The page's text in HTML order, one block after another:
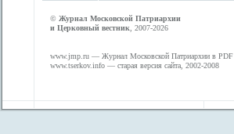
© Журнал Московской Патриархии
и Церковный вестник , 2007-2026
www.jmp.ru — Журнал Московской Патриархии в PDF
www.tserkov.info — старая версия сайта, 2002-2008